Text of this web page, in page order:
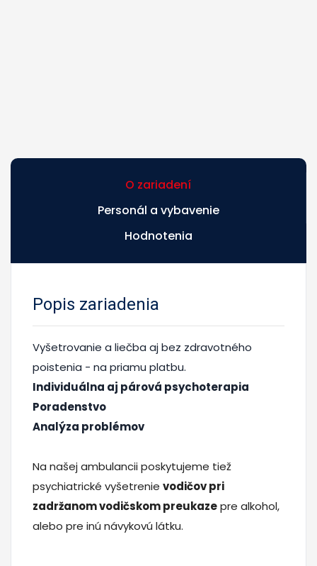
O zariadení
Personál a vybavenie
Hodnotenia
Popis zariadenia
Vyšetrovanie a liečba aj bez zdravotného
poistenia - na priamu platbu.
Individuálna aj párová psychoterapia
Poradenstvo
Analýza problémov
Na našej ambulancii poskytujeme tiež
psychiatrické vyšetrenie vodičov pri
zadržanom vodičskom preukazepre alkohol,
alebo pre inú návykovú látku.